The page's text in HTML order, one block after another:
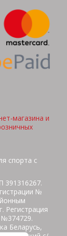
магазина и
спорта с
391316267.
№
Регистрация
№374729.
Беларусь,